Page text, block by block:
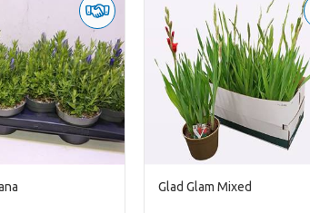
Glad Glam Mixed